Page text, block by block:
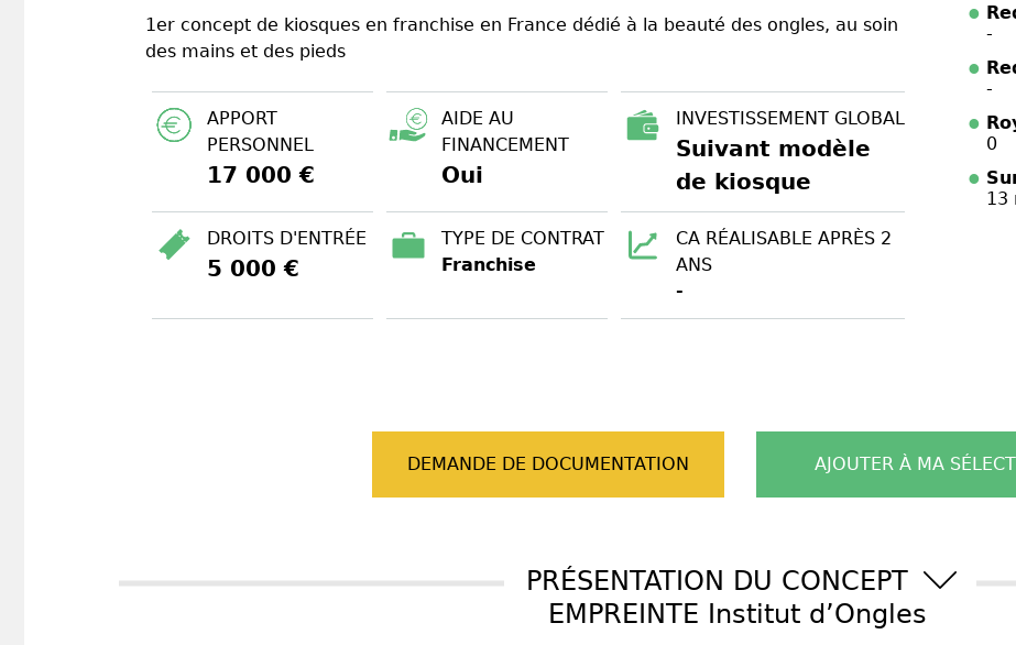
1er concept de kiosques en franchise en France dédié à la beauté des ongles, au soin
des mains et des pieds
APPORT
PERSONNEL
17 000 €
AIDE AU
FINANCEMENT
Oui
INVESTISSEMENT GLOBAL
Suivant modèle
de kiosque
DROITS D'ENTRÉE
5 000 €
TYPE DE CONTRAT
Franchise
CA RÉALISABLE APRÈS 2
ANS
-
-
-
0
13
DEMANDE DE DOCUMENTATION AJOUTER À MA
PRÉSENTATION DU CONCEPT
EMPREINTE Institut d’Ongles